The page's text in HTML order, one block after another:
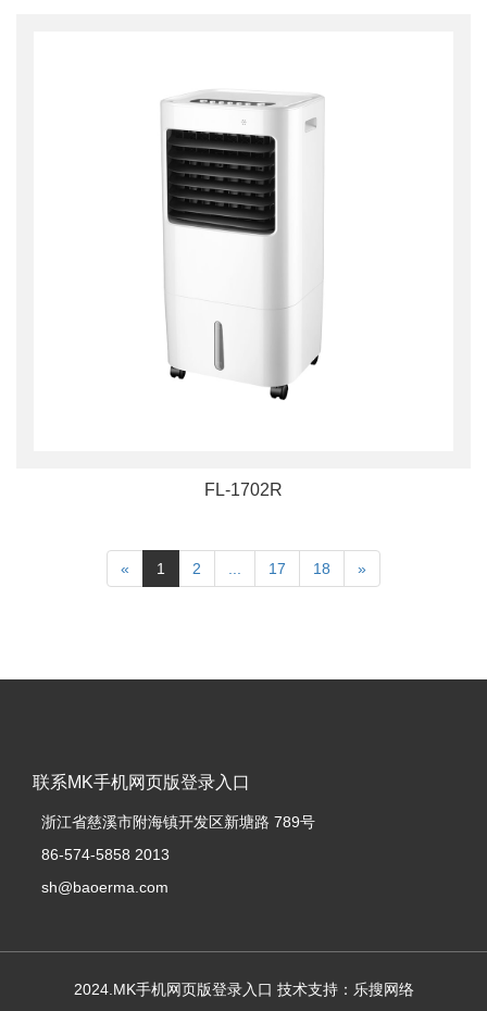
FL-1702R
« 1 2 17 18 »
联系MK手机网页版登录入口
浙江省慈溪市附海镇开发区新塘路 789号
86-574-5858 2013
sh@baoerma.com
2024.MK手机网页版登录入口 技术支持：乐搜网络